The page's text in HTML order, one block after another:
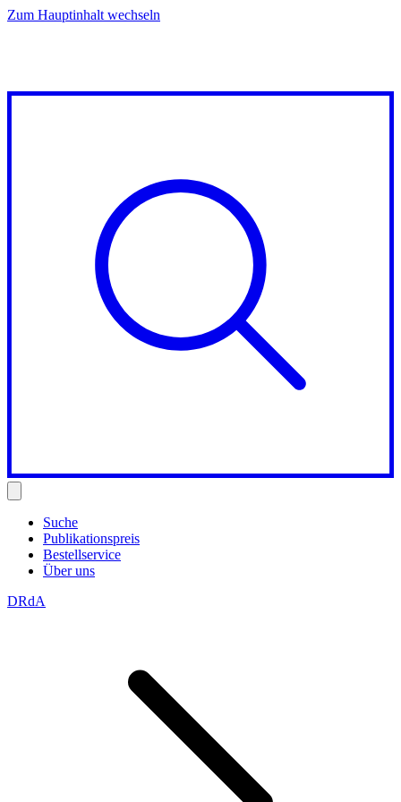
Zum Hauptinhalt wechseln
Suche
Publikationspreis
Bestellservice
Über uns
DRdA